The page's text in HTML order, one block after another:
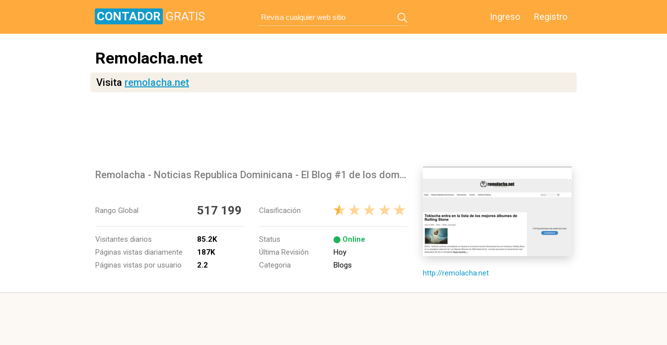
CONTADOR GRATIS Ingreso Registro
Remolacha.net
Visita remolacha.net
Remolacha - Noticias Republica Dominicana - El Blog #1 de los dominicanos
Rango Global 517 199
Visitantes diarios
85.2K
Páginas vistas diariamente
187K
Páginas vistas por usuario
2.2
Clasificación
Status
Online
Última Revisión
Hoy
Categoria
Blogs
http://remolacha.net